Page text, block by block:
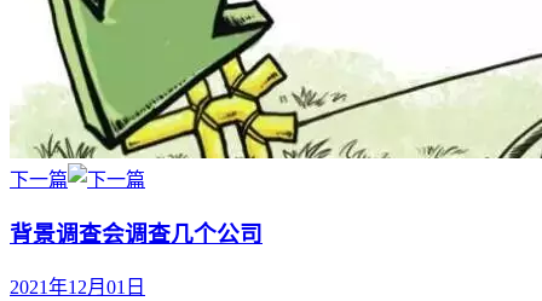
下一篇
背景调查会调查几个公司
2021年12月01日